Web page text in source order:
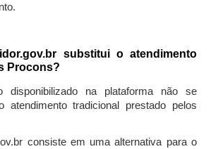
substitui o atendimento
Procons?
disponibilizado na plataforma não se
atendimento tradicional prestado pelos
consiste em uma alternativa para o